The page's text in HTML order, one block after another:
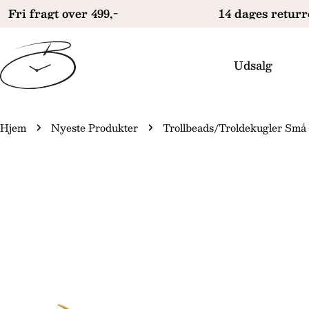
Gå
indhold
Fri fragt over 499,- 14 dages
Udsalg
Hjem Nyeste Produkter Trollbeads/Troldekugler